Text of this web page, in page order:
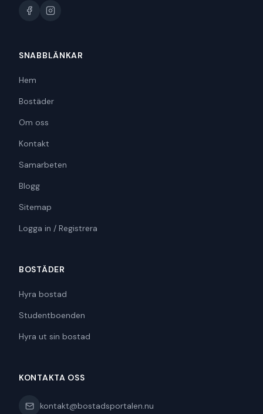
SNABBLÄNKAR
Hem
Bostäder
Om oss
Kontakt
Samarbeten
Blogg
Sitemap
Logga in / Registrera
BOSTÄDER
Hyra bostad
Studentboenden
Hyra ut sin bostad
KONTAKTA OSS
kontakt@bostadsportalen.nu